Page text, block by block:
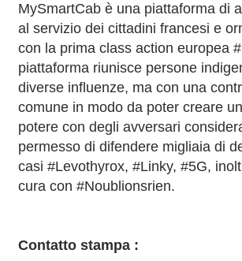
MySmartCab è una piattaforma di
al servizio dei cittadini francesi e
con la prima class action europea
piattaforma riunisce persone
diverse influenze, ma con una
comune in modo da poter creare
potere con degli avversari
permesso di difendere migliaia di
casi #Levothyrox, #Linky, #5G,
cura con #Noublionsrien.
Contatto stampa :